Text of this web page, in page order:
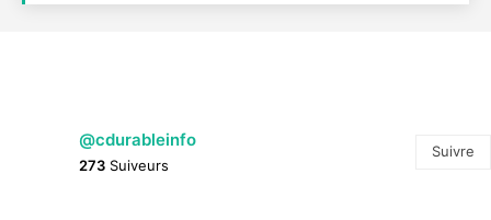
@cdurableinfo
273 Suiveurs
Suivre